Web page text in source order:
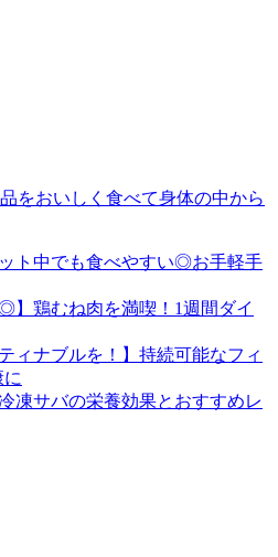
をおいしく食べて身体の中から
ト中でも食べやすい◎お手軽手
】鶏むね肉を満喫！1週間ダイ
ィナブルを！】持続可能なフィ
凍サバの栄養効果とおすすめレ